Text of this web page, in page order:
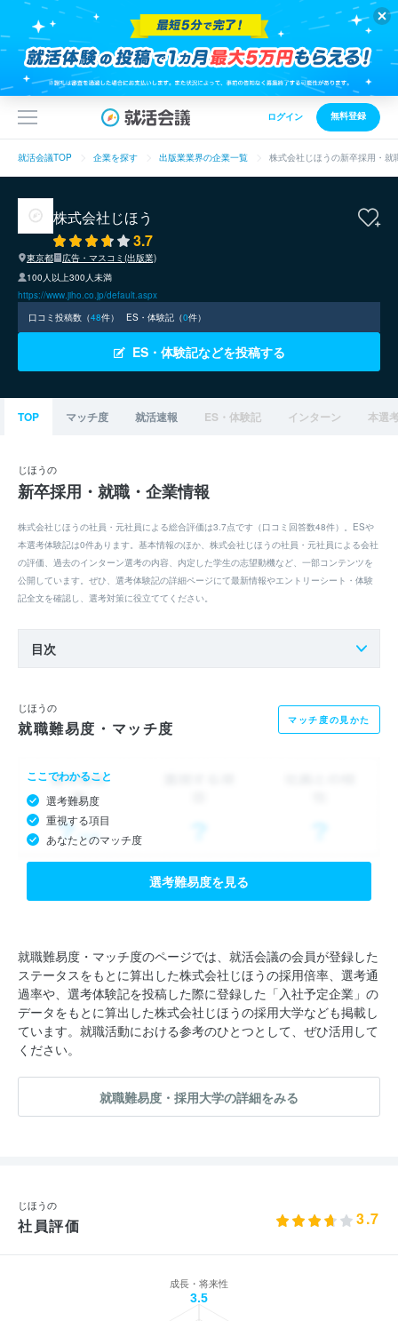
ログイン 無料登録
就活会議TOP 企業を探す 出版業業界の企業一覧 株式会社じほうの新卒採用・就
株式会社じほう
3.7
東京都
広告・マスコミ(出版業)
100人以上300人未満
https://www.jiho.co.jp/default.aspx
口コミ投稿数（48件） ES・体験記（0件）
ES・体験記などを投稿する
TOP マッチ度 就活速報 ES・体験記 インターン 本選
じほうの
新卒採用・就職・企業情報
株式会社じほうの社員・元社員による総合評価は3.7点です（口コミ回答数48件）。ESや
本選考体験記は0件あります。基本情報のほか、株式会社じほうの社員・元社員による会社
の評価、過去のインターン選考の内容、内定した学生の志望動機など、一部コンテンツを
公開しています。ぜひ、選考体験記の詳細ページにて最新情報やエントリーシート・体験
記全文を確認し、選考対策に役立ててください。
目次
じほうの
就職難易度・マッチ度 マッチ度の見かた
ここでわかること
選考難易度
重視する項目
あなたとのマッチ度
選考難易度を見る
就職難易度・マッチ度のページでは、就活会議の会員が登録した
ステータスをもとに算出した株式会社じほうの採用倍率、選考通
過率や、選考体験記を投稿した際に登録した「入社予定企業」の
データをもとに算出した株式会社じほうの採用大学なども掲載し
ています。就職活動における参考のひとつとして、ぜひ活用して
ください。
就職難易度・採用大学の詳細をみる
じほうの
社員評価 3.7
成長・将来性
3.5